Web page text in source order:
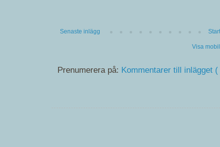
Senaste inlägg
Visa
Prenumerera på: Kommentarer till inlägget